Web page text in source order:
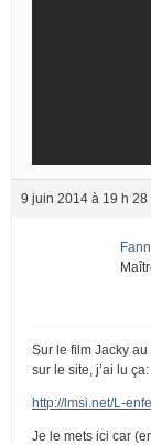
9 juin 2014 à 19 h 28
Sur le film Jacky au
sur le site, j’ai lu ça:
http://lmsi.net/L-
Je le mets ici car